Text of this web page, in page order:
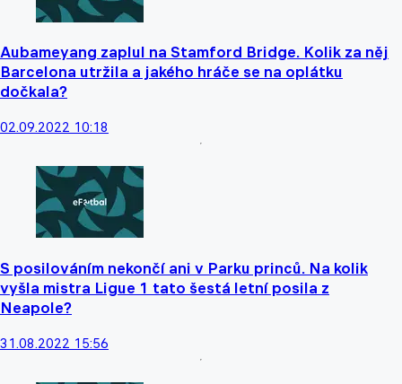
Aubameyang zaplul na Stamford Bridge. Kolik za něj
Barcelona utržila a jakého hráče se na oplátku
dočkala?
02.09.2022 10:18
S posilováním nekončí ani v Parku princů. Na kolik
vyšla mistra Ligue 1 tato šestá letní posila z
Neapole?
31.08.2022 15:56